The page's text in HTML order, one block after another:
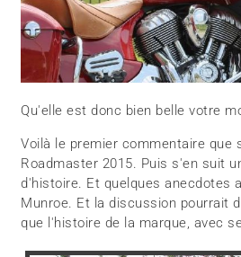
Qu'elle est donc bien belle votre
Voilà le premier commentaire que
Roadmaster 2015. Puis s'en suit
d'histoire. Et quelques anecdotes
Munroe. Et la discussion pourrait
que l'histoire de la marque, avec